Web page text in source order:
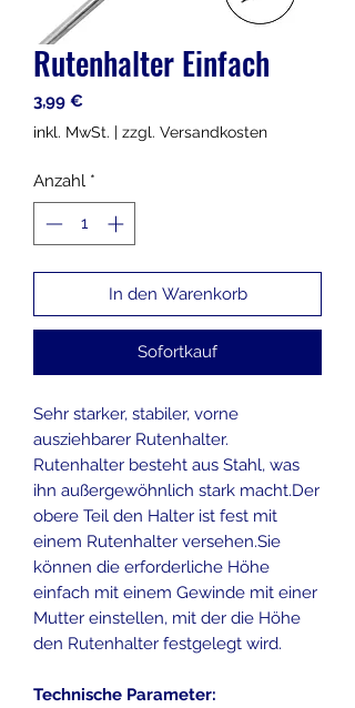
Rutenhalter Einfach
3,99 €Preis
inkl. MwSt. | zzgl. Versandkosten
Anzahl *
In den Warenkorb
Sofortkauf
Sehr starker, stabiler, vorne
ausziehbarer Rutenhalter.
Rutenhalter besteht aus Stahl, was
ihn außergewöhnlich stark macht.Der
obere Teil den Halter ist fest mit
einem Rutenhalter versehen.Sie
können die erforderliche Höhe
einfach mit einem Gewinde mit einer
Mutter einstellen, mit der die Höhe
den Rutenhalter festgelegt wird.
Technische Parameter: